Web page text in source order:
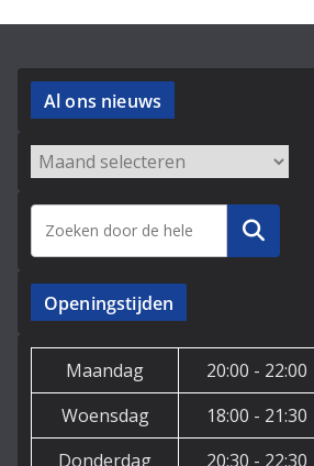
Al ons nieuws
Archieven
Zoeken
Openingstijden
Maandag 20:00 - 22:00
Woensdag
18:00 - 21:30
Donderdag
20:30 - 22:30